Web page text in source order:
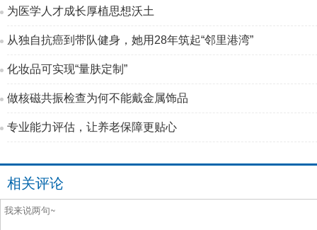
为医学人才成长厚植思想沃土
从独自抗癌到带队健身，她用28年筑起“邻里港湾”
化妆品可实现“量肤定制”
做核磁共振检查为何不能戴金属饰品
专业能力评估，让养老保障更贴心
相关评论